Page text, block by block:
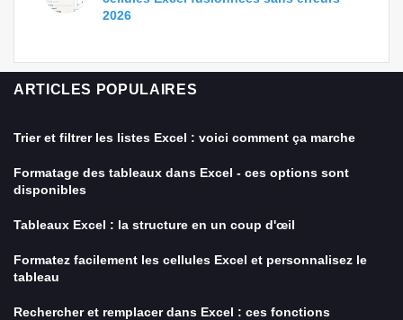
2026
ARTICLES POPULAIRES
Trier et filtrer les listes Excel : voici comment ça marche
Formatage des tableaux dans Excel - ces options sont
disponibles
Tableaux Excel : la structure en un coup d'œil
Formatez facilement les cellules Excel et personnalisez le
tableau
Rechercher et remplacer dans Excel : ces fonctions